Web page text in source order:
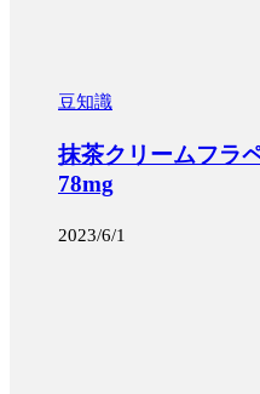
豆知識
抹茶クリームフラ
78mg
2023/6/1